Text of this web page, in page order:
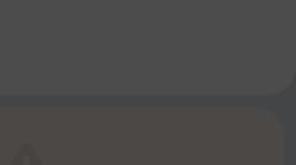
любые модели ноутбуков,
2 кабеля для зарядки